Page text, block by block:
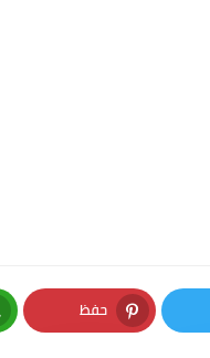
حفظ
Pinterest